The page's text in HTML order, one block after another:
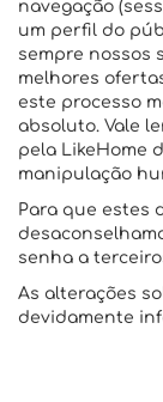
navegação
um perfil do
sempre nossos
melhores
este processo
absoluto. Vale
pela LikeHome
manipulação
Para que estes
senha a
As alterações
devidamente